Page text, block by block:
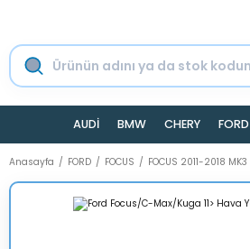
AUDİ BMW CHERY FORD
Anasayfa FORD FOCUS FOCUS 2011-2018 MK3